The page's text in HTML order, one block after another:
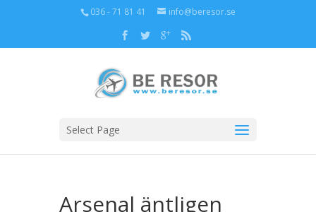
036 - 71 81 41 info@beresor.se
Select Page
Arsenal äntligen